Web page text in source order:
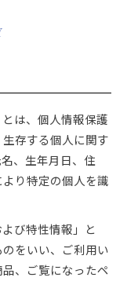
は、個人情報保護
存する個人に関す
、生年月日、住
り特定の個人を識
び特性情報」と
をいい、ご利用い
、ご覧になったペ